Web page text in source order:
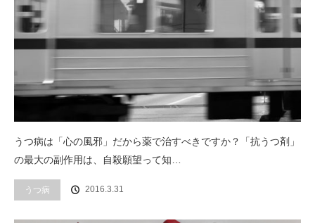
うつ病は「心の風邪」だから薬で治すべきですか？「抗うつ剤」
の最大の副作用は、自殺願望って知…
うつ病 2016.3.31